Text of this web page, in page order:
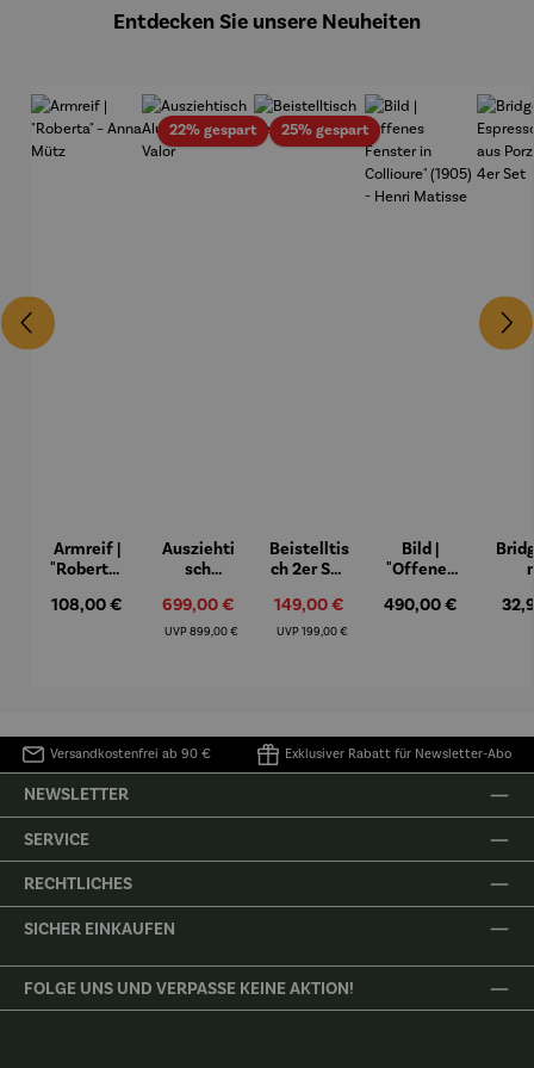
Entdecken Sie unsere Neuheiten
Armreif |
"Roberta"
Mütz
Regulärer Preis:
108,00 €
22% gespartRabatt
Ausziehti
sch
m – Valor
Verkaufspreis:
699,00 €
UVP Regulärer Preis:
899,00 €
25% gespartRabatt
Beistelltis
ch 2er Set
Verkaufspreis:
149,00 €
UVPRegulärer Preis:
199,00 €
Bild |
"Offenes
Collioure"
Regulärer Preis:
490,00 €
Versandkostenfrei ab 90 € Exklusiver Rabatt für Newsletter-Abo
NEWSLETTER
SERVICE
RECHTLICHES
SICHER EINKAUFEN
FOLGE UNS UND VERPASSE KEINE AKTION!